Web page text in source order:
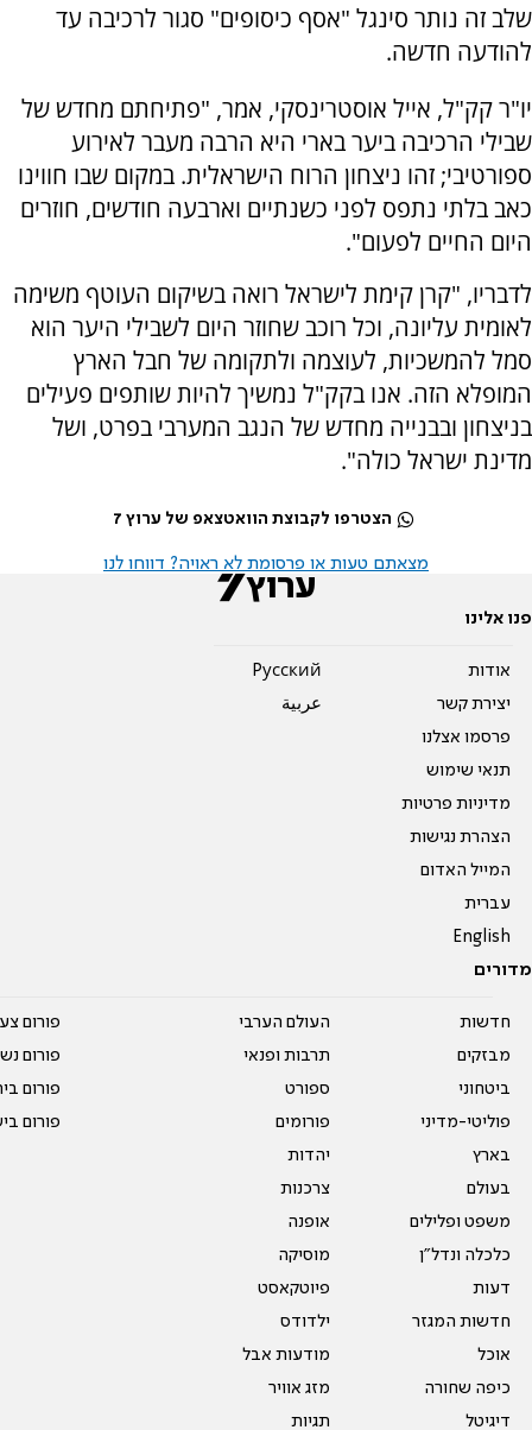
שלב זה נותר סינגל "אסף כיסופים" סגור לרכיבה עד
להודעה חדשה.
יו"ר קק"ל, אייל אוסטרינסקי, אמר, "פתיחתם מחדש של
שבילי הרכיבה ביער בארי היא הרבה מעבר לאירוע
ספורטיבי; זהו ניצחון הרוח הישראלית. במקום שבו חווינו
כאב בלתי נתפס לפני כשנתיים וארבעה חודשים, חוזרים
היום החיים לפעום".
לדבריו, "קרן קימת לישראל רואה בשיקום העוטף משימה
לאומית עליונה, וכל רוכב שחוזר היום לשבילי היער הוא
סמל להמשכיות, לעוצמה ולתקומה של חבל הארץ
המופלא הזה. אנו בקק"ל נמשיך להיות שותפים פעילים
בניצחון ובבנייה מחדש של הנגב המערבי בפרט, ושל
מדינת ישראל כולה".
הצטרפו לקבוצת הוואטצאפ של ערוץ 7
מצאתם טעות או פרסומת לא ראויה? דווחו לנו
פנו אלינו
אודות
יצירת קשר
פרסמו אצלנו
תנאי שימוש
מדיניות פרטיות
הצהרת נגישות
המייל האדום
עברית
English
Pусский
عربية
מדורים
חדשות
מבזקים
ביטחוני
פוליטי-מדיני
בארץ
בעולם
משפט ופלילים
כלכלה ונדל"ן
דעות
חדשות המגזר
אוכל
כיפה שחורה
דיגיטל
העולם הערבי
תרבות ופנאי
ספורט
פורומים
יהדות
צרכנות
אופנה
מוסיקה
פיוטקאסט
ילדודס
מודעות אבל
מזג אוויר
תגיות
פורום
פורום
פורום
פורום